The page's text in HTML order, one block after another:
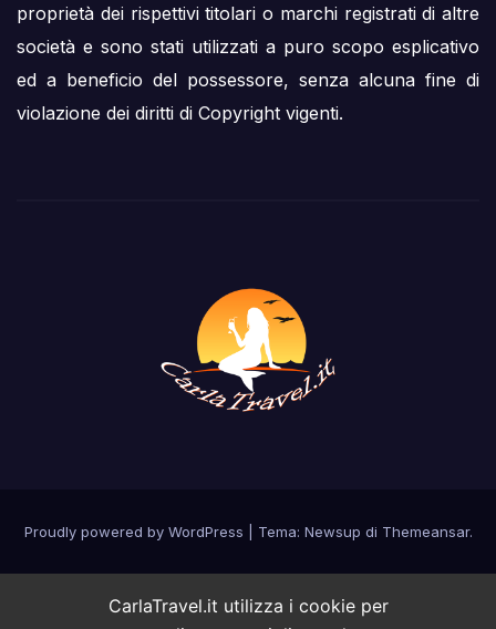
proprietà dei rispettivi titolari o marchi registrati di altre
società e sono stati utilizzati a puro scopo esplicativo
ed a beneficio del possessore, senza alcuna fine di
violazione dei diritti di Copyright vigenti.
Proudly powered by WordPress Tema: Newsup di Themeansar.
CarlaTravel.it utilizza i cookie per